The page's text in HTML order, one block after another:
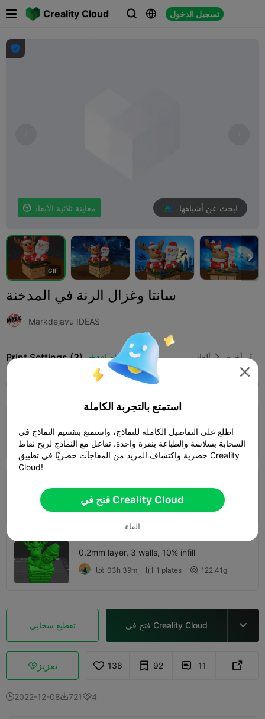
Creality Cloud   تسجيل الدخول

 معاينة ثلاثية الأبعاد ابحث عن أشباهها
GIF

سانتا وغزال الرنة في المدخنة
Markdejavu IDEAS
Print Settings (3) إضافة ألعاب  أخرى 
K2 Pro
 04h 35m 1 plates 119.89g
0.2mm layer, 2 walls, 15% infill
 03h 03m  1 plates 106.47g
0.2mm layer, 3 walls, 10% infill
 03h 39m  1 plates  122.41g
تقطيع سحابي فتح في Creality Cloud 
تعزيز 138 92  11 
2022-12-087214

استمتع بالتجربة الكاملة
اطلع على التفاصيل الكاملة للنماذج، واستمتع بتقسيم النماذج في
السحابة بسلاسة والطباعة بنقرة واحدة. تفاعل مع النماذج لربح نقاط
حصرية واكتشاف المزيد من المفاجآت حصريًا في تطبيق Creality
Cloud!
فتح في Creality Cloud
الغاء